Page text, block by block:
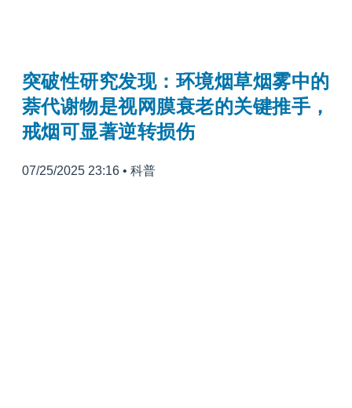
突破性研究发现：环境烟草烟雾中的
萘代谢物是视网膜衰老的关键推手，
戒烟可显著逆转损伤
07/25/2025 23:16 • 科普